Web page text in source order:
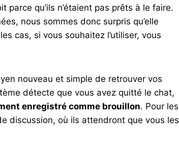
parce qu’ils n’étaient pas prêts à le faire.
nous sommes donc surpris qu’elle
cas, si vous souhaitez l’utiliser, vous
nouveau et simple de retrouver vos
détecte que vous avez quitté le chat,
enregistré comme brouillon. Pour les
discussion, où ils attendront que vous les